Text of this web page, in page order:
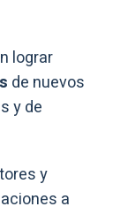
lograr
de nuevos
y de
y
a